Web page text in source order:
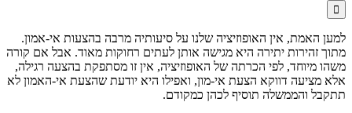

למען האמת, אין האופוזיציה שלנו על סיעותיה מרבה בהצעות אי-אמון.
מתוך זהירות יתירה היא מגישה אותן לעתים רחוקות מאוד. אבל אם קורה
משהו מיוחד, לפי הכרתה של האופוזיציה, אין זו מסתפקת בהצעה רגילה,
אלא מציעה דווקא הצעת אי-מון, ואפילו היא יודעת שהצעת אי-האמון לא
תתקבל והממשלה תוסיף לכהן כמקודם.